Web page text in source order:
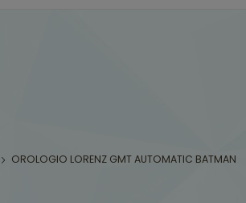
OROLOGIO LORENZ GMT AUTOMATIC BATMAN